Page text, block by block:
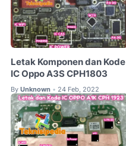
Letak Komponen dan Kode
IC Oppo A3S CPH1803
By Unknown • 24 Feb, 2022